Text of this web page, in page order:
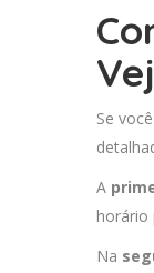
Se
A
horário
Na